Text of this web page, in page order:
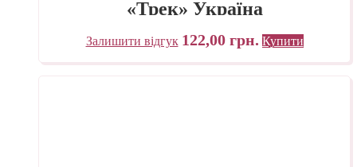
«Трек» Україна
Залишити відгук 122,00 грн. Купити